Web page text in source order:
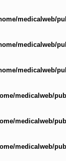
medicalweb/
medicalweb/
medicalweb/
medicalweb/
medicalweb/
medicalweb/